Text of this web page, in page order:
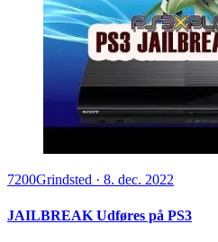
7200Grindsted · 8. dec. 2022
JAILBREAK Udføres på PS3